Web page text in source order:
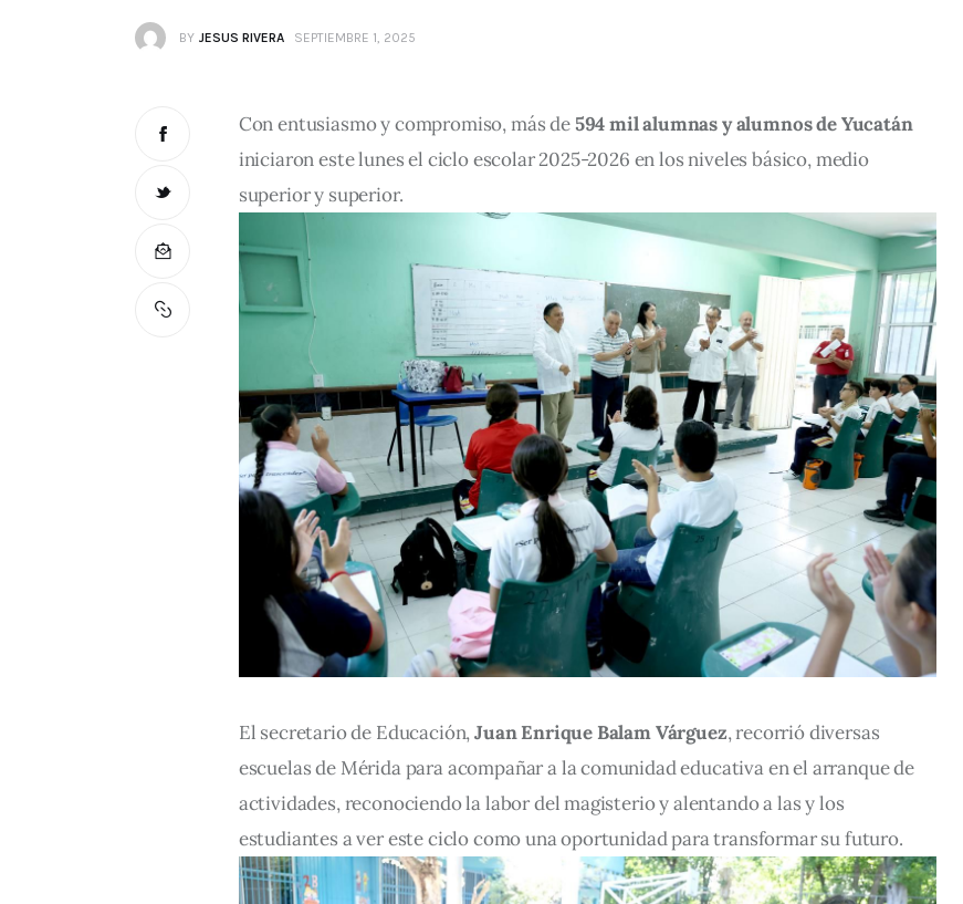
BY JESUS RIVERA SEPTIEMBRE 1, 2025
Con entusiasmo y compromiso, más de 594 mil alumnas y alumnos de Yucatán
iniciaron este lunes el ciclo escolar 2025-2026 en los niveles básico, medio
superior y superior.
El secretario de Educación, Juan Enrique Balam Várguez, recorrió diversas
escuelas de Mérida para acompañar a la comunidad educativa en el arranque de
actividades, reconociendo la labor del magisterio y alentando a las y los
estudiantes a ver este ciclo como una oportunidad para transformar su futuro.